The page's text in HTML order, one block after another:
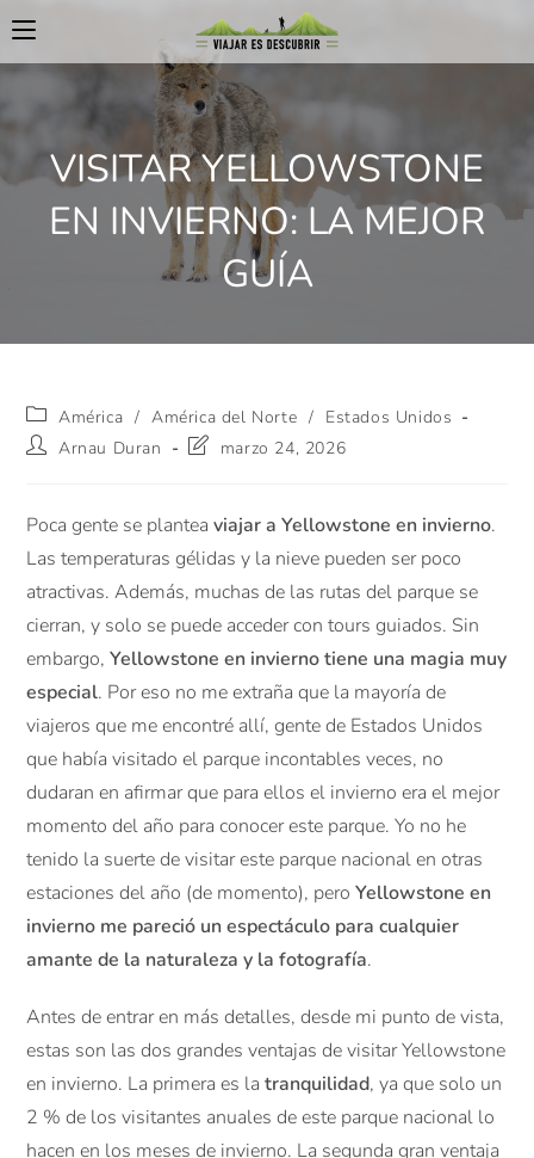
VISITAR YELLOWSTONE
EN INVIERNO: LA MEJOR
GUÍA
América / América del Norte / Estados Unidos
Arnau Duran
marzo 24, 2026
Poca gente se planteaviajar a Yellowstone en invierno.
Las temperaturas gélidas y la nieve pueden ser poco
atractivas. Además, muchas de las rutas del parque se
cierran, y solo se puede acceder con tours guiados. Sin
embargo,Yellowstone en invierno tiene una magia muy
especial. Por eso no me extraña que la mayoría de
viajeros que me encontré allí, gente de Estados Unidos
que había visitado el parque incontables veces, no
dudaran en afirmar que para ellos el invierno era el mejor
momento del año para conocer este parque. Yo no he
tenido la suerte de visitar este parque nacional en otras
estaciones del año (de momento), peroYellowstone en
invierno me pareció un espectáculo para cualquier
amante de la naturaleza y la fotografía.
Antes de entrar en más detalles, desde mi punto de vista,
estas son las dos grandes ventajas de visitar Yellowstone
en invierno. La primera es latranquilidad, ya que solo un
2 % de los visitantes anuales de este parque nacional lo
hacen en los meses de invierno. La segunda gran ventaja